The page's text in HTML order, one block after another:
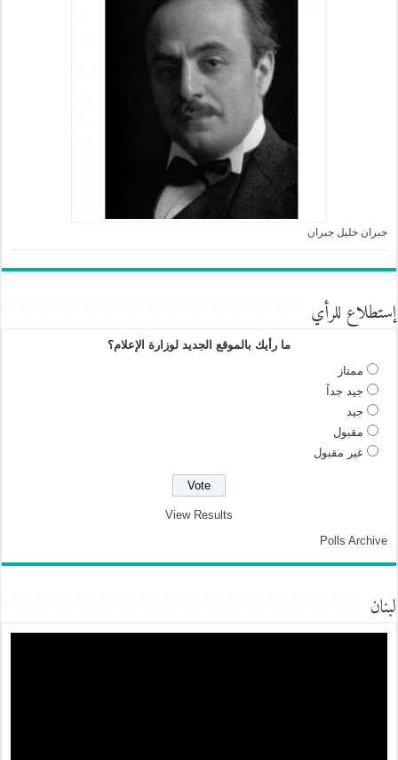
جبران خليل جبران
إستطلاع للرأي
ما رأيك بالموقع الجديد لوزارة الإعلام؟
ممتاز
جيد جداً
جيد
مقبول
غير مقبول
View Results
Polls Archive
لبنان